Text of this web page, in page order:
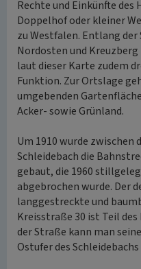
Rechte und Einkünfte des
Doppelhof oder kleiner
zu Westfalen. Entlang
Nordosten und
laut dieser Karte zudem
Funktion. Zur Ortslage
umgebenden
Acker- sowie Grünland.
Um 1910 wurde zwischen
Schleidebach die
gebaut, die 1960
abgebrochen wurde. Der
langgestreckte und
Kreisstraße 30 ist Teil
der Straße kann man
Ostufer des